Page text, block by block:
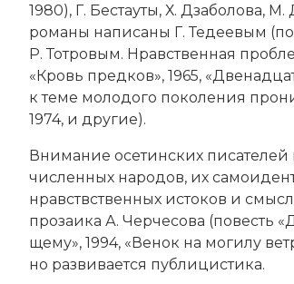
1980), Г. Бес­тау­ты, Х. Дза­бо­ло­ва,
ро­ма­ны на­пи­са­ны Г. Те­дее­вым
Р. Тот­ро­вым. Нрав­ст­вен­ная
«Кровь пред­ков», 1965,
к те­ме мо­ло­до­го по­ко­ле­ния
1974, и другие).
Вни­ма­ние осетинских
численных на­ро­дов, их
нравствственных ис­то­ков и
про­заи­ка А. Чер­че­со­ва
ще­му», 1994, «Ве­нок на мо­ги­лу
но раз­ви­ва­ет­ся пуб­ли­ци­сти­ка.